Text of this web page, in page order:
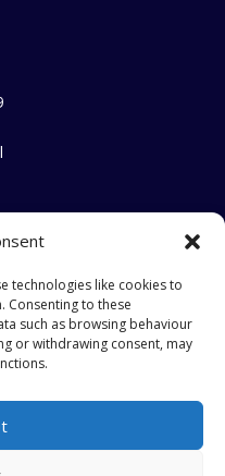
technologies like cookies to
Consenting to these
such as browsing behaviour
or withdrawing consent, may